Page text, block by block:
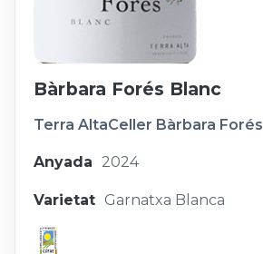
Bàrbara Forés Blanc
Terra AltaCeller Bàrbara Forés
Anyada 2024
Varietat Garnatxa Blanca